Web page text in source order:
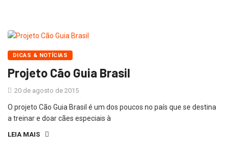
DICAS & NOTÍCIAS
Projeto Cão Guia Brasil
20 de agosto de 2015
O projeto Cão Guia Brasil é um dos poucos no país que se destina
a treinar e doar cães especiais à
LEIA MAIS